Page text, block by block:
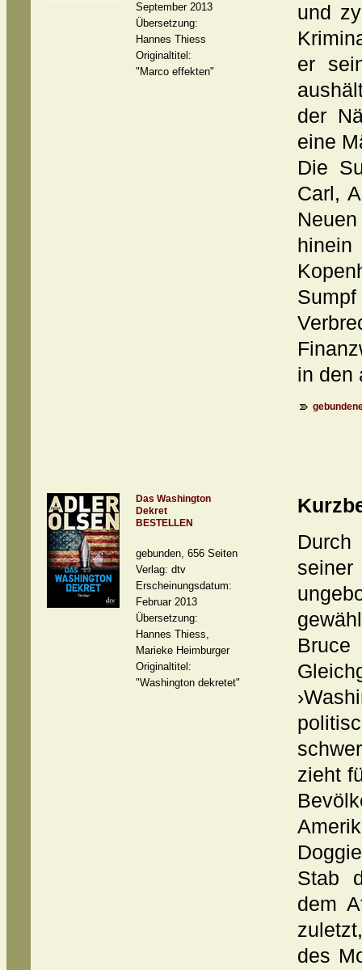
September 2013
Übersetzung:
Hannes Thiess
Originaltitel:
"Marco effekten"
und
er
der
eine
Die
Carl,
in den
Das Washington
Dekret
BESTELLEN
gebunden, 656 Seiten
Verlag: dtv
Erscheinungsdatum:
Februar 2013
Übersetzung:
Hannes Thiess,
Marieke Heimburger
Originaltitel:
"Washington dekretet"
zieht
Stab
dem
des